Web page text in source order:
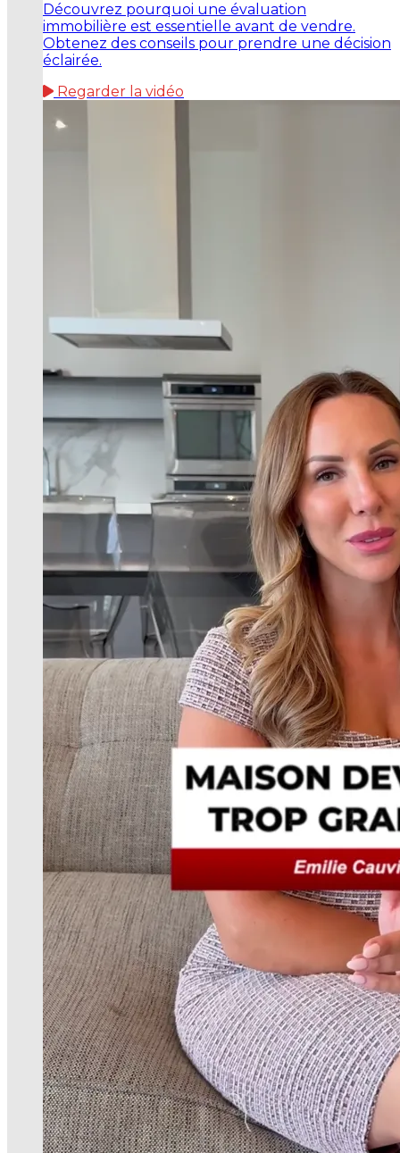
Découvrez pourquoi une évaluation
immobilière est essentielle avant de vendre.
Obtenez des conseils pour prendre une décision
éclairée.
Regarder la vidéo